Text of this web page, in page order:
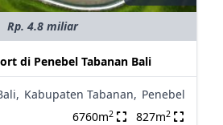
Rp. 4.8 miliar
di Penebel Tabanan Bali
Kabupaten Tabanan, Penebel
6760m2 827m2